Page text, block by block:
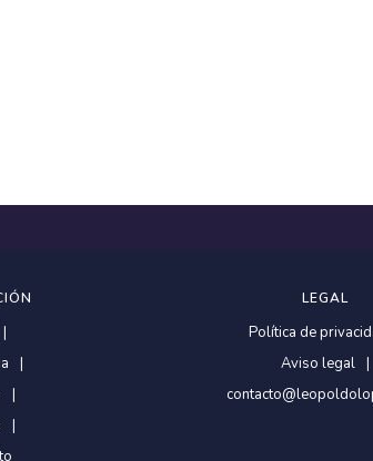
LEGAL
Política de
Aviso legal